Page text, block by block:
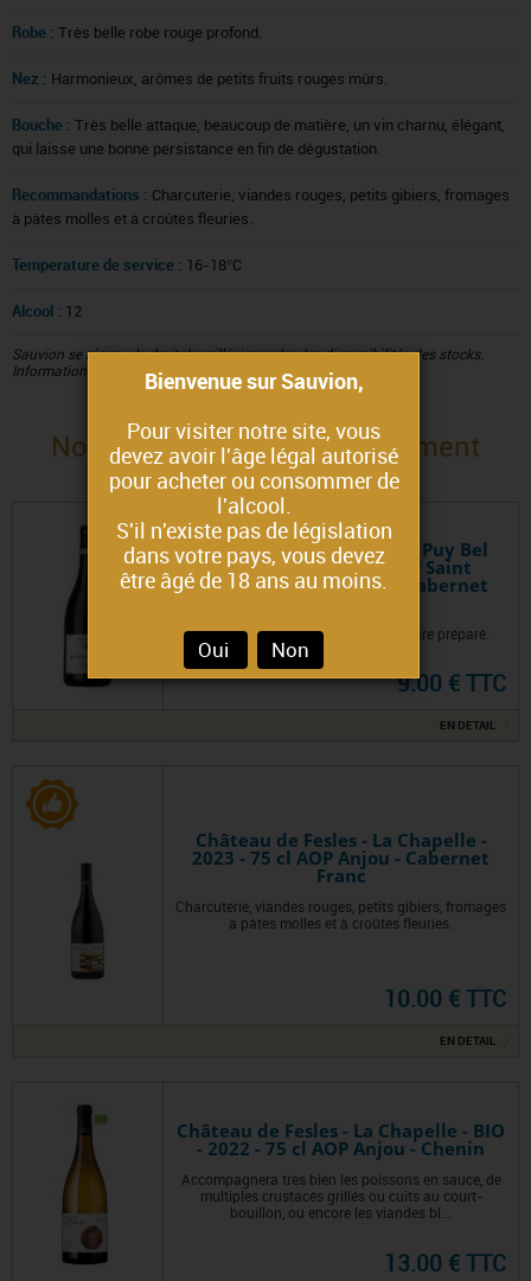
Robe : Très belle robe rouge profond.
Nez : Harmonieux, arômes de petits fruits rouges mûrs.
Bouche : Très belle attaque, beaucoup de matière, un vin charnu, élégant,
qui laisse une bonne persistance en fin de dégustation.
Recommandations : Charcuterie, viandes rouges, petits gibiers, fromages
à pâtes molles et à croûtes fleuries.
Temperature de service : 16-18°C
Alcool : 12
Sauvion se réserve le droit du millésime selon les disponibilités des stocks.
Information sur simple demande.
Nous vous proposons également
Tradition de Sauvion - Le Puy Bel
Abord - 2024 - 75 cl AOP Saint
Nicolas de Bourgueuil - Cabernet
Pot au feu, viande rouge, steak tartare préparé.
9.00 € TTC
EN DETAIL
Château de Fesles - La Chapelle -
2023 - 75 cl AOP Anjou - Cabernet
Franc
Charcuterie, viandes rouges, petits gibiers, fromages
à pâtes molles et à croûtes fleuries.
10.00 € TTC
EN DETAIL
Château de Fesles - La Chapelle - BIO
- 2022 - 75 cl AOP Anjou - Chenin
Accompagnera très bien les poissons en sauce, de
multiples crustacés grillés ou cuits au court-
bouillon, ou encore les viandes bl...
13.00 € TTC
Bienvenue sur Sauvion,
Pour visiter notre site, vous
devez avoir l'âge légal autorisé
pour acheter ou consommer de
l'alcool.
S'il n'existe pas de législation
dans votre pays, vous devez
être âgé de 18 ans au moins.
Oui Non